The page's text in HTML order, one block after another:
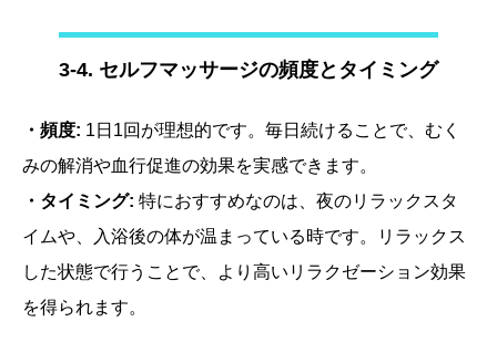
3-4. セルフマッサージの頻度とタイミング
・頻度: 1日1回が理想的です。毎日続けることで、むく
みの解消や血行促進の効果を実感できます。
・タイミング: 特におすすめなのは、夜のリラックスタ
イムや、入浴後の体が温まっている時です。リラックス
した状態で行うことで、より高いリラクゼーション効果
を得られます。